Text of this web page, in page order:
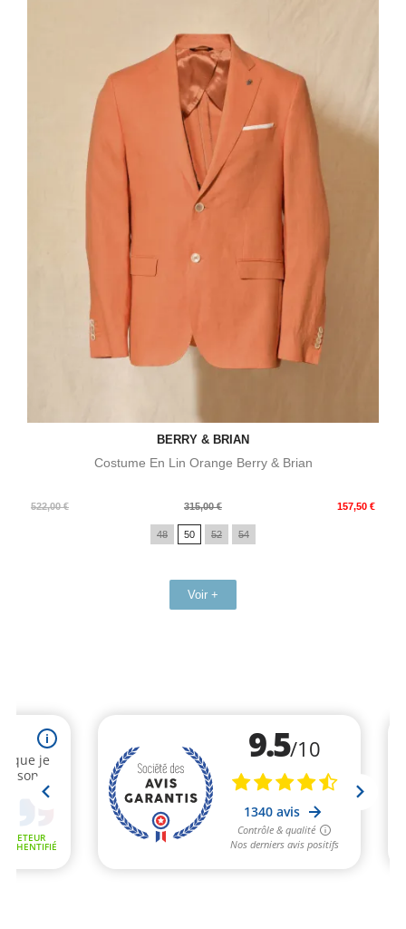
BERRY & BRIAN
Costume En Lin Orange Berry & Brian
522,00 €
Prix
315,00 € 157,50 €
Prix
48 50 52 54
Voir +